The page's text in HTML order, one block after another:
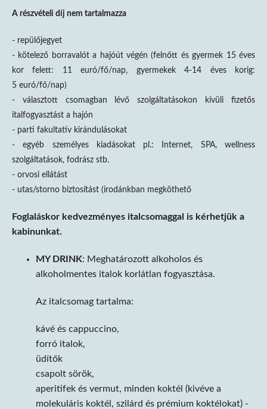
A részvételi díj nem tartalmazza
- repülőjegyet
- kötelező borravalót a hajóút végén (felnőtt és gyermek 15 éves
kor felett: 11 euró/fő/nap, gyermekek 4-14 éves korig:
5 euró/fő/nap)
- választott csomagban lévő szolgáltatásokon kívüli fizetős
italfogyasztást a hajón
- parti fakultatív kirándulásokat
- egyéb személyes kiadásokat pl.: Internet, SPA, wellness
szolgáltatások, fodrász stb.
- orvosi ellátást
- utas/storno biztosítást (irodánkban megköthető
Foglaláskor kedvezményes italcsomaggal is kérhetjük a
kabinunkat.
MY DRINK: Meghatározott alkoholos és
alkoholmentes italok korlátlan fogyasztása.
Az italcsomag tartalma:
kávé és cappuccino,
forró italok,
üdítők
csapolt sörök,
aperitifek és vermut, minden koktél (kivéve a
molekuláris koktél, szilárd és prémium koktélokat) -